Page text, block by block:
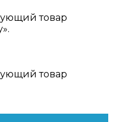
товар
товар